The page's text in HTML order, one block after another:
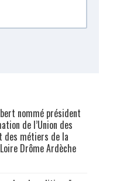
nommé président
de l’Union des
des métiers de la
Drôme Ardèche